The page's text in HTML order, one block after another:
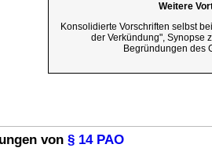
Weitere
Konsolidierte Vorschriften selbst
der Verkündung", Synopse
Begründungen des
von § 14 PAO